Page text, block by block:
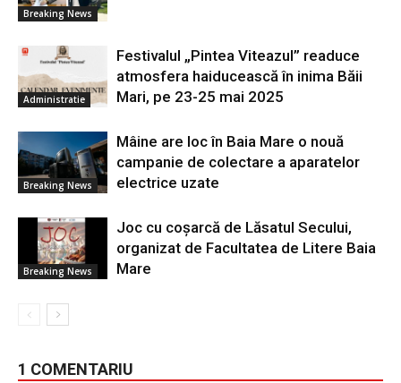
Breaking News
Administratie
Festivalul „Pintea Viteazul” readuce
atmosfera haiducească în inima Băii
Mari, pe 23-25 mai 2025
Breaking News
Mâine are loc în Baia Mare o nouă
campanie de colectare a aparatelor
electrice uzate
Breaking News
Joc cu coșarcă de Lăsatul Secului,
organizat de Facultatea de Litere Baia
Mare
1 COMENTARIU